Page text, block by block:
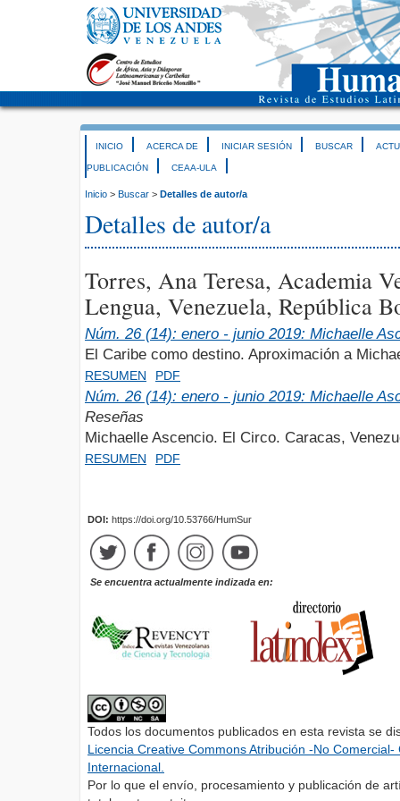
INICIO ACERCA DE INICIAR SESIÓN BUSCAR
PUBLICACIÓN CEAA-ULA
Inicio > Buscar > Detalles de autor/a
Detalles de autor/a
Torres, Ana Teresa, Academia
Lengua, Venezuela, República
Núm. 26 (14): enero - junio 2019: Michaelle
El Caribe como destino. Aproximación a
RESUMEN PDF
Núm. 26 (14): enero - junio 2019: Michaelle
Reseñas
Michaelle Ascencio. El Circo. Caracas,
RESUMEN PDF
DOI: https://doi.org/10.53766/HumSur
Se encuentra actualmente indizada en:
Todos los documentos publicados en esta revista se
Licencia Creative Commons Atribución -No
Internacional.
Por lo que el envío, procesamiento y publicación de